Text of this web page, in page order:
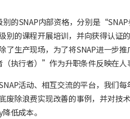
别的SNAP内部资格，分别是
别的课程开展培训，并向获得认证
了生产现场，为了将SNAP进一步
执行者）”作为升职条件反映在人
活动、相互交流的平台，我们
废除浪费实现改善的事例，并对技
低成本。